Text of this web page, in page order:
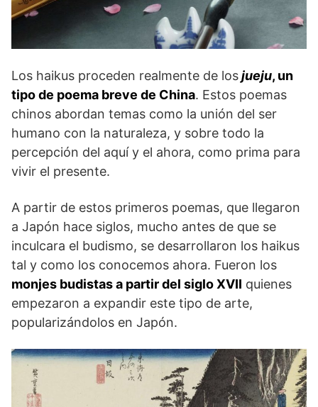
Los haikus proceden realmente de losjueju, un
tipo de poema breve de China. Estos poemas
chinos abordan temas como la unión del ser
humano con la naturaleza, y sobre todo la
percepción del aquí y el ahora, como prima para
vivir el presente.
A partir de estos primeros poemas, que llegaron
a Japón hace siglos, mucho antes de que se
inculcara el budismo, se desarrollaron los haikus
tal y como los conocemos ahora. Fueron los
monjes budistas a partir del siglo XVII quienes
empezaron a expandir este tipo de arte,
popularizándolos en Japón.